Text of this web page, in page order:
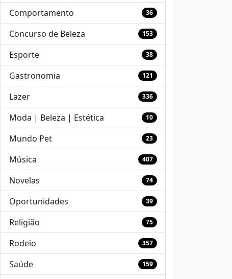
Comportamento 36
Concurso de Beleza 153
Esporte 38
Gastronomia 121
Lazer 336
Moda | Beleza | Estética 10
Mundo Pet 23
Música 407
Novelas 74
Oportunidades 39
Religião 75
Rodeio 357
Saúde 159